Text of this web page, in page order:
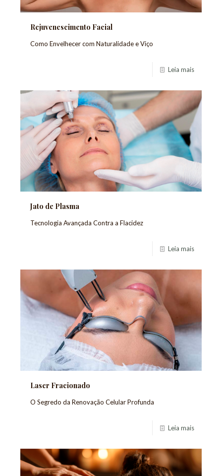
Rejuvenescimento Facial
Como Envelhecer com Naturalidade e Viço
Leia mais
Jato de Plasma
Tecnologia Avançada Contra a Flacidez
Leia mais
Laser Fracionado
O Segredo da Renovação Celular Profunda
Leia mais